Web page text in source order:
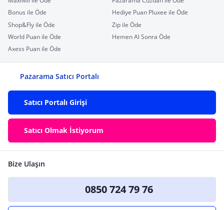
Bonus ile Öde
Hediye Puan Pluxee ile Öde
Shop&Fly ile Öde
Zip ile Öde
World Puan ile Öde
Hemen Al Sonra Öde
Axess Puan ile Öde
Pazarama Satıcı Portalı
Satıcı Portalı Girişi
Satıcı Olmak İstiyorum
Bize Ulaşın
0850 724 79 76